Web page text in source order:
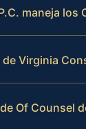
maneja
Virginia
Of Counsel